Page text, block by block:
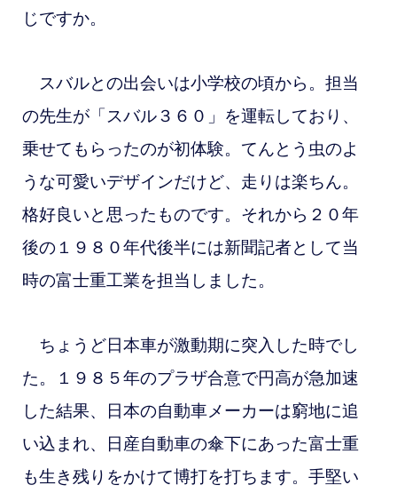
じですか。
スバルとの出会いは小学校の頃から。担当
の先生が「スバル３６０」を運転しており、
乗せてもらったのが初体験。てんとう虫のよ
うな可愛いデザインだけど、走りは楽ちん。
格好良いと思ったものです。 それから２０年
後の１９８０年代後半には新聞記者として当
時の富士重工業を担当しました。
ちょうど日本車が激動期に突入した時でし
た。１９８５年のプラザ合意で円高が急加速
した結果、日本の自動車メーカーは窮地に追
い込まれ、
日産自動車の傘下にあった富士重
も生き残りをかけて博打を打ちます。手堅い